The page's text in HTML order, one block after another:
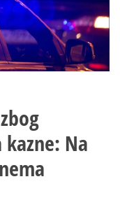
dozvola,
on
i
dalje
koju
„foru“
Na